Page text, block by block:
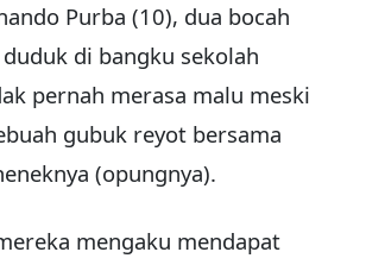
Purba (10), dua bocah
di bangku sekolah
pernah merasa malu meski
gubuk reyot bersama
(opungnya).
mengaku mendapat